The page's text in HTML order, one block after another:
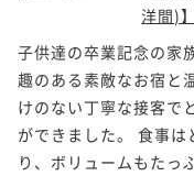
洋間)】
子供達の卒業記念の家
趣のある素敵なお宿と
けのない丁寧な接客で
ができました。 食事
り、ボリュームもたっ